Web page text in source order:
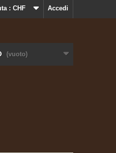
Accedi
: CHF
(vuoto)